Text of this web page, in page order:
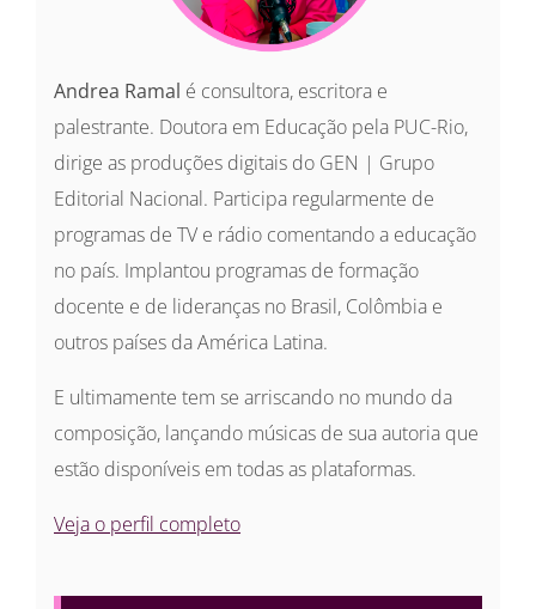
Andrea Ramal é consultora, escritora e
palestrante. Doutora em Educação pela PUC-Rio,
dirige as produções digitais do GEN | Grupo
Editorial Nacional. Participa regularmente de
programas de TV e rádio comentando a educação
no país. Implantou programas de formação
docente e de lideranças no Brasil, Colômbia e
outros países da América Latina.
E ultimamente tem se arriscando no mundo da
composição, lançando músicas de sua autoria que
estão disponíveis em todas as plataformas.
Veja o perfil completo